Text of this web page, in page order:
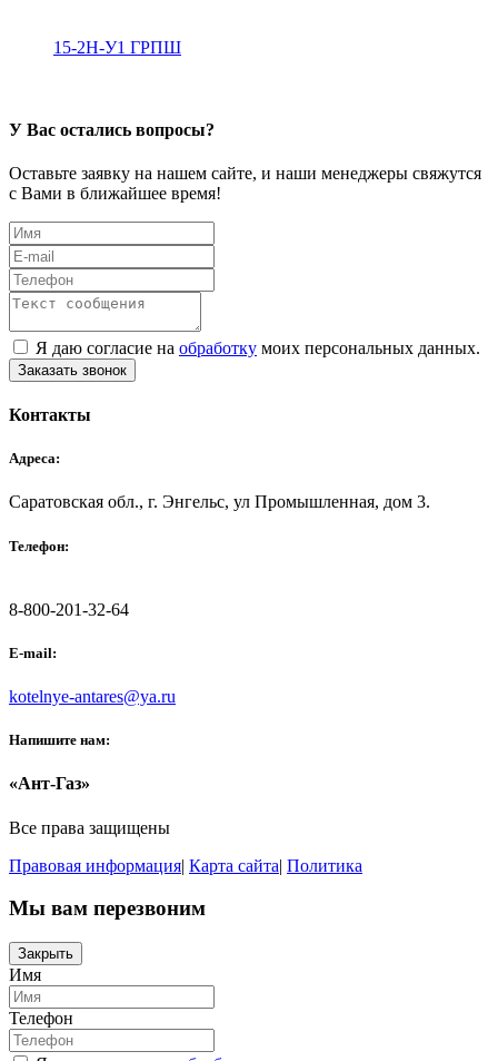
15-2Н-У1 ГРПШ
У Вас остались вопросы?
Оставьте заявку на нашем сайте, и наши менеджеры свяжутся
с Вами в ближайшее время!
Я даю согласие на обработку моих персональных данных.
Заказать звонок
Контакты
Адреса:
Саратовская обл., г. Энгельс, ул Промышленная, дом 3.
Телефон:
8-800-201-32-64
E-mail:
kotelnye-antares@ya.ru
Напишите нам:
«Ант-Газ»
Все права защищены
Правовая информация| Карта сайта| Политика
Мы вам перезвоним
Закрыть
Имя
Телефон